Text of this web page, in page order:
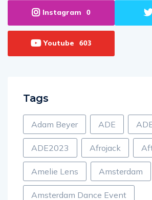
0
603
Adam Beyer ADE
ADE2023 Afrojack
Amelie Lens Amsterdam